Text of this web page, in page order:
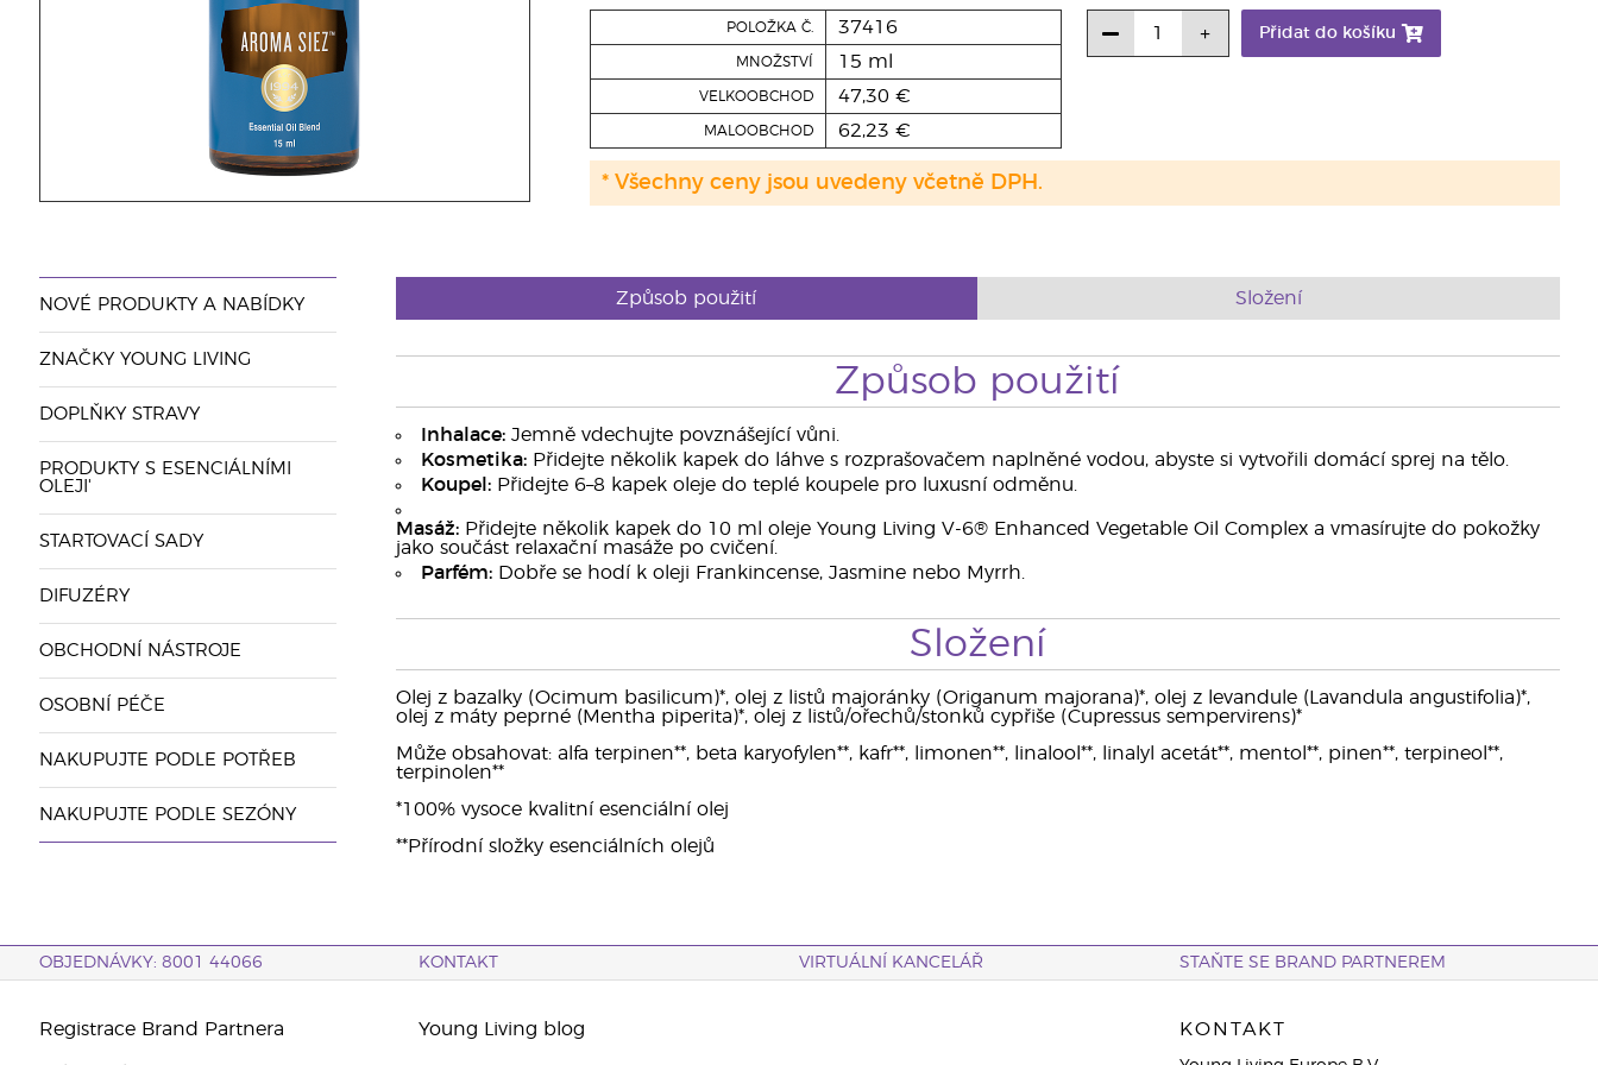
POLOŽKA Č. 37416
MNOŽSTVÍ 15 ml
VELKOOBCHOD 47,30 €
MALOOBCHOD 62,23 €
Přidat do košíku
* Všechny ceny jsou uvedeny včetně DPH.
NOVÉ PRODUKTY A NABÍDKY
ZNAČKY YOUNG LIVING
DOPLŇKY STRAVY
PRODUKTY S ESENCIÁLNÍMI
OLEJI'
STARTOVACÍ SADY
DIFUZÉRY
OBCHODNÍ NÁSTROJE
OSOBNÍ PÉČE
NAKUPUJTE PODLE POTŘEB
NAKUPUJTE PODLE SEZÓNY
Způsob použití Složení
Způsob použití
Inhalace:Jemně vdechujte povznášející vůni.
Kosmetika:Přidejte několik kapek do láhve s rozprašovačem naplněné vodou, abyste si vytvořili domácí sprej na tělo.
Koupel:Přidejte 6–8 kapek oleje do teplé koupele pro luxusní odměnu.
Masáž:Přidejte několik kapek do 10 ml oleje Young Living V-6® Enhanced Vegetable Oil Complex a vmasírujte do pokožky
jako součást relaxační masáže po cvičení.
Parfém:Dobře se hodí k oleji Frankincense, Jasmine nebo Myrrh.
Složení
Olej z bazalky (Ocimum basilicum)*, olej z listů majoránky (Origanum majorana)*, olej z levandule (Lavandula angustifolia)*,
olej z máty peprné (Mentha piperita)*, olej z listů/ořechů/stonků cypřiše (Cupressus sempervirens)*
Může obsahovat: alfa terpinen**, beta karyofylen**, kafr**, limonen**, linalool**, linalyl acetát**, mentol**, pinen**, terpineol**,
terpinolen**
*100% vysoce kvalitní esenciální olej
**Přírodní složky esenciálních olejů
OBJEDNÁVKY: 8001 44066 KONTAKT VIRTUÁLNÍ KANCELÁŘ STAŇTE SE BRAND PARTNEREM
Registrace Brand Partnera Young Living blog KONTAKT